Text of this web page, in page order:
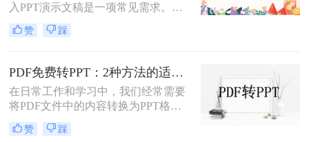
入PPT演示文稿是一项常见需求。无
论是展示报告、图表，还是分享文档
内容，合理选择插入方法能显著提升
改成PPT呢？以下是五种常用方法的
详细说明，帮助您根据需求高效完成
文档整合。
赞 踩
PDF免费转PPT：2种方法的适用场景和操作差异！
在日常工作和学习中，我们经常需要
将PDF文件中的内容转换为PPT格
式，以便于演示和分享。那么PDF如
何转化为PPT免费呢？以下是两种免
赞 踩